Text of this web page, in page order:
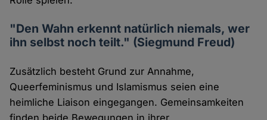
"Den Wahn erkennt natürlich niemals, wer
ihn selbst noch teilt." (Siegmund Freud)
Zusätzlich besteht Grund zur Annahme,
Queerfeminismus und Islamismus seien eine
heimliche Liaison eingegangen. Gemeinsamkeiten